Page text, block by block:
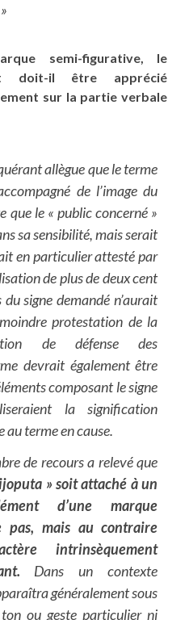
semi-figurative, le
doit-il être apprécié
sur la partie verbale
allègue que le terme
de l’image du
que le « public concerné »
sa sensibilité, mais serait
en particulier attesté par
de plus de deux cent
signe demandé n’aurait
protestation de la
de défense des
devrait également être
composant le signe
la signification
au terme en cause.
de recours a relevé que
» soit attaché à un
d’une marque
pas, mais au contraire
intrinsèquement
Dans un contexte
généralement sous
ou geste particulier ni